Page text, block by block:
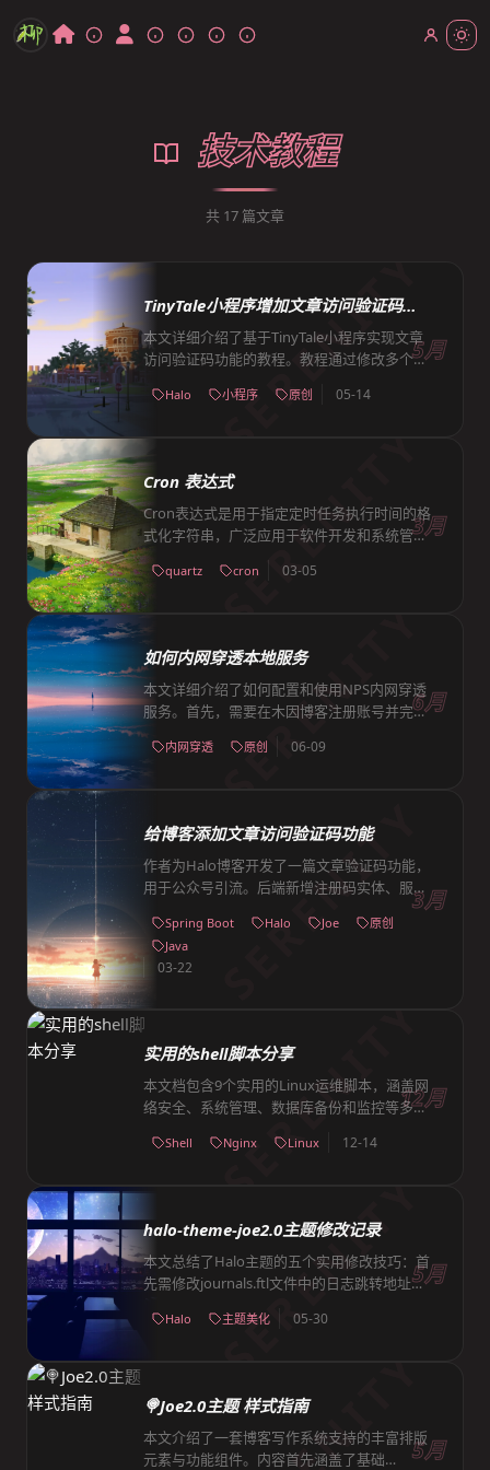
技术教程
共 17 篇文章
TinyTale小程序增加文章访问验证码功
能
本文详细介绍了基于TinyTale小程序实现文章
访问验证码功能的教程。教程通过修改多个
入验证码和观看视频解锁文章。实现过程包括
励广告。开发者需要配置Tools工具箱插件认
证token和微信广告ID，同时注意API版本更新
导致的接口地址变更。该功能可有效保护文章
内容，通过观看广告或输入验证码的方式解锁
完整内容，为小程序运营提供新的变现途径。
Halo 小程序 原创 05-14
5月
SERENITY
Cron 表达式
Cron表达式是用于指定定时任务执行时间的格
式化字符串，广泛应用于软件开发和系统管理
中的周期性任务（如备份数据库、清理日
志）。其基本结构由6个字段组成，依次为秒
（0-59）、分钟（0-59）、小时（0-23）、日
（0-6或SUN-SAT，0和7表星期天），字段间
用空格分隔，支持值、范围、列表或通配符。
特殊字符包括*（所有值）、/（增量，如*/5
表每隔5单位）、,（多值，如1,15,30）、-（范
围，如1-5）、?（日期或星期字段不指定
值）。通过组合这些元素，可实现复杂调度逻
quartz cron 03-05
3月
SERENITY
如何内网穿透本地服务
本文详细介绍了如何配置和使用NPS内网穿透
服务。首先，需要在木因博客注册账号并完善
NPS信息。其次，在客户端配置部分，需从指
定地址下载客户端，并根据系统类型（Mac或
改密钥文件并运行脚本。成功注册后，需在后
台确认客户端上线状态。最后，进行域名解析
配置，按照规则设置主机域名后即可访问。文
中还提供了常用脚本的功能说明，并建议访问
失败时尝试重启客户端。整体流程清晰，涵盖
了从账号注册到服务启用的关键步骤。
内网穿透 原创 06-09
6月
SERENITY
给博客添加文章访问验证码功能
作者为Halo博客开发了一篇文章验证码功能，
用于公众号引流。后端新增注册码实体、服
务、控制器等模块，实现生成、检查、清理过
期注册码功能；前端新增验证码模板和样式，
支持用户扫码验证。发布文章时可选择验证码
模板，验证成功后session记录，同时保留原
实现，有效提升用户关注度和网站流量。
Spring Boot Halo Joe
原创
Java
03-22
3月
SERENITY
实用的shell脚本分享
本文档包含9个实用的Linux运维脚本，涵盖网
络安全、系统管理、数据库备份和监控等多个
访问IP；MySQL备份脚本支持单库和多库多表
和访问统计分析；网卡流量监控脚本实时显示
网络吞吐量；系统初始化脚本完成时区设置、
安全加固、内核优化等基础配置；磁盘监控脚
本批量检查100台服务器的磁盘使用率。这些
脚本通过自动化处理常见运维任务，有效提升
Shell Nginx Linux 12-14
12月
SERENITY
halo-theme-joe2.0主题修改记录
本文总结了Halo主题的五个实用修改技巧：首
先需修改journals.ftl文件中的日志跳转地址，
链接可实现在文章标题中嵌入个人网站标题；
模板中添加代码可生成侧边悬浮小程序码按
钮；最后通过修改aside.ftl和tags.ftl文件，为
侧边栏标签云和标签页标题添加彩色显示功
能，通过style属性设置color:${tag.color!}实
Halo 主题美化 05-30
5月
SERENITY
🍭Joe2.0主题 样式指南
本文介绍了一套博客写作系统支持的丰富排版
元素与功能组件。内容首先涵盖了基础
5月